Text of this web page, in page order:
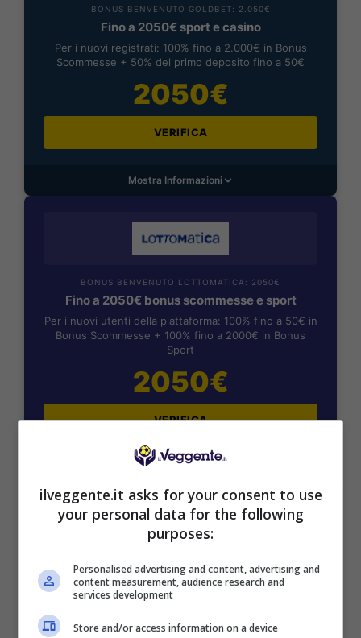
BONUS BENVENUTO GOLDBET: 2.050€
Fino a 2050€ sport e casino
Per i nuovi registrati: 100% fino a 2.000€ in Bonus
Scommesse + 50% del primo deposito fino a 50€
2050€
VERIFICA
Mostra Informazioni
BONUS BENVENUTO LOTTOMATICA: 2050€
Fino a 2050€ bonus scommesse e sport
Per i nuovi utenti della piattaforma: 100% fino a 50€ in
Bonus Scommesse + 100% fino a 2000€ in Bonus
Sport
2050€
VERIFICA
Mostra Informazioni
SNAI
Bonus Benvenuto Sport: fino a 1.000€
50% sul deposito fino a 50€
1000€
ilveggente.it asks for your consent to use
your personal data for the following
purposes:
Personalised advertising and content, advertising and
content measurement, audience research and
services development
Store and/or access information on a device